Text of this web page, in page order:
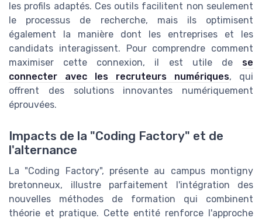
les profils adaptés. Ces outils facilitent non seulement
le processus de recherche, mais ils optimisent
également la manière dont les entreprises et les
candidats interagissent. Pour comprendre comment
maximiser cette connexion, il est utile de se
connecter avec les recruteurs numériques, qui
offrent des solutions innovantes numériquement
éprouvées.
Impacts de la "Coding Factory" et de
l'alternance
La "Coding Factory", présente au campus montigny
bretonneux, illustre parfaitement l'intégration des
nouvelles méthodes de formation qui combinent
théorie et pratique. Cette entité renforce l'approche